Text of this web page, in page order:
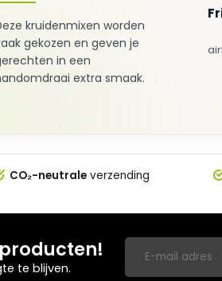
kruidenmixen worden
gekozen en geven je
in een
extra smaak.
CO₂-neutrale verzending
te blijven.